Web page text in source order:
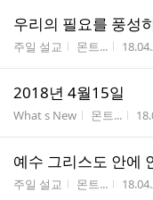
우리의 필요를 풍성
게시판명
주일 설교 작성자
몬트... 작성
2018년 4월15일
게시판명
What s New 작성자
몬트... 작
예수 그리스도 안에
게시판명
주일 설교 작성자
몬트... 작성